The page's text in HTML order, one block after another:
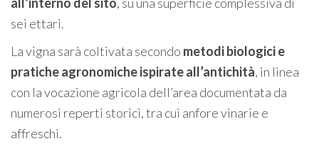
sei ettari.
La vigna sarà coltivata secondo metodi biologici e
pratiche agronomiche ispirate all’antichità, in linea
con la vocazione agricola dell’area documentata da
numerosi reperti storici, tra cui anfore vinarie e
affreschi.